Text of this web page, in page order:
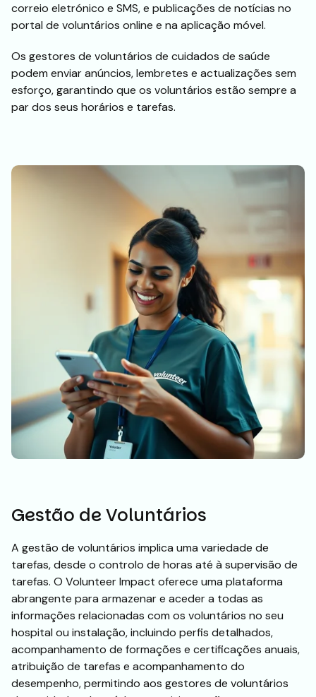
correio eletrónico e SMS, e publicações de notícias no
portal de voluntários online e na aplicação móvel.
Os gestores de voluntários de cuidados de saúde
podem enviar anúncios, lembretes e actualizações sem
esforço, garantindo que os voluntários estão sempre a
par dos seus horários e tarefas.
Gestão de Voluntários
A gestão de voluntários implica uma variedade de
tarefas, desde o controlo de horas até à supervisão de
tarefas. O Volunteer Impact oferece uma plataforma
abrangente para armazenar e aceder a todas as
informações relacionadas com os voluntários no seu
hospital ou instalação, incluindo perfis detalhados,
acompanhamento de formações e certificações anuais,
atribuição de tarefas e acompanhamento do
desempenho, permitindo aos gestores de voluntários